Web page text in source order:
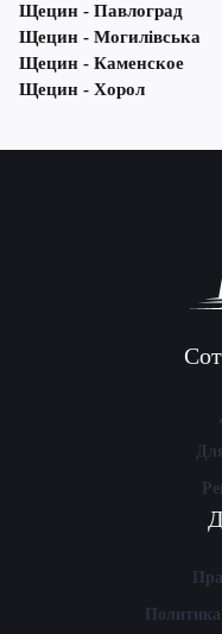
Щецин - Павлоград
Щецин - Могилівська
Щецин - Каменское
Щецин - Хорол